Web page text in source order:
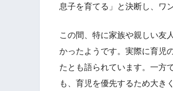
息子を育てる」と決断し、ワ
この間、特に家族や親しい友
かったようです。実際に育児
たとも語られています。一方
も、育児を優先するため大き